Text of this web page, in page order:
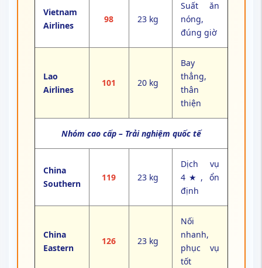
Vietnam
Airlines
98 23 kg
Suất ăn
nóng,
đúng giờ
Lao
Airlines
101 20 kg
Bay
thẳng,
thân
thiện
Nhóm cao cấp – Trải nghiệm quốc tế
China
Southern
119 23 kg
Dịch vụ
4★, ổn
định
China
Eastern
126 23 kg
Nối
nhanh,
phục vụ
tốt